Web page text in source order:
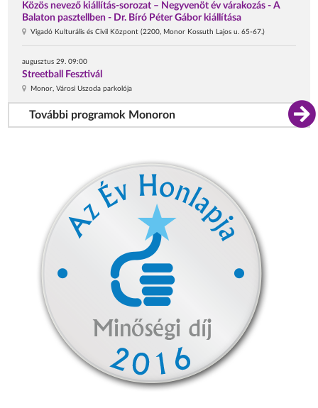
Közös nevező kiállítás-sorozat – Negyvenöt év várakozás - A
Balaton pasztellben - Dr. Bíró Péter Gábor kiállítása
Vigadó Kulturális és Civil Központ (2200, Monor Kossuth Lajos u. 65-67.)
augusztus 29. 09:00
Streetball Fesztivál
Monor, Városi Uszoda parkolója
További programok Monoron